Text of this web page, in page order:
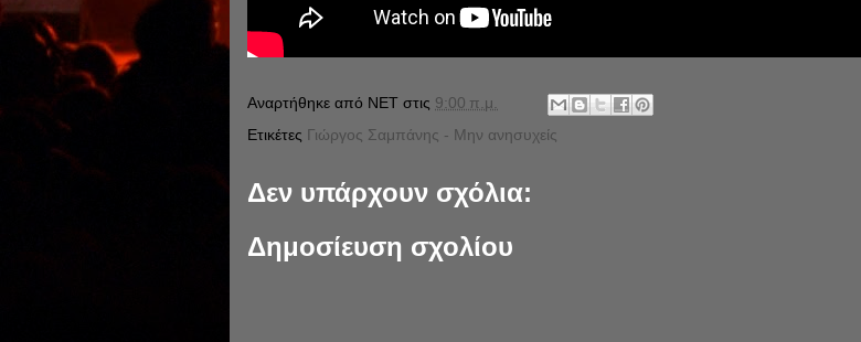
Αναρτήθηκε από NET στις 9:00 π.μ.
Ετικέτες Γιώργος Σαμπάνης - Μην ανησυχείς
Δεν υπάρχουν σχόλια:
Δημοσίευση σχολίου